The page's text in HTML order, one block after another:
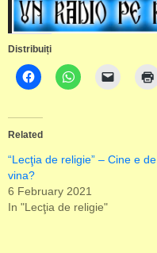
Distribuiți
Related
“Lecţia de religie” – Cine e de
vina?
6 February 2021
In "Lecţia de religie"